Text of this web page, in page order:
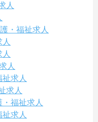
人
・福祉求人
人
求人
求人
福祉求人
求人